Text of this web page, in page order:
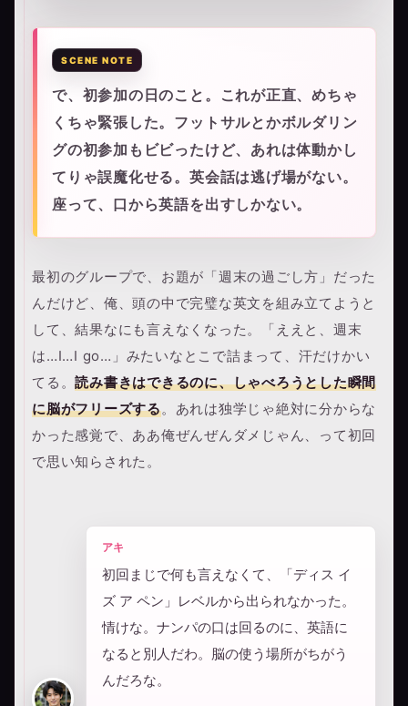
で、初参加の日のこと。これが正直、めちゃ
くちゃ緊張した。フットサルとかボルダリン
グの初参加もビビったけど、あれは体動かし
てりゃ誤魔化せる。英会話は逃げ場がない。
座って、口から英語を出すしかない。
最初のグループで、お題が「週末の過ごし方」だった
んだけど、俺、頭の中で完璧な英文を組み立てようと
して、結果なにも言えなくなった。「ええと、週末
は…I…I go…」みたいなとこで詰まって、汗だけかい
てる。読み書きはできるのに、しゃべろうとした瞬間
に脳がフリーズする。あれは独学じゃ絶対に分からな
かった感覚で、ああ俺ぜんぜんダメじゃん、って初回
で思い知らされた。
アキ
初回まじで何も言えなくて、「ディス イ
ズ ア ペン」レベルから出られなかった。
情けな。ナンパの口は回るのに、英語に
なると別人だわ。脳の使う場所がちがう
んだろな。